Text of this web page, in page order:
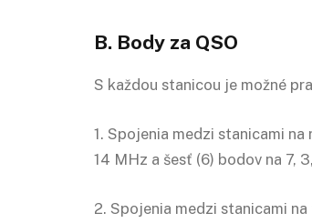
B. Body za QSO
S každou stanicou je možné
1. Spojenia medzi stanicami
14 MHz a šesť (6) bodov na 7,
2. Spojenia medzi stanicami